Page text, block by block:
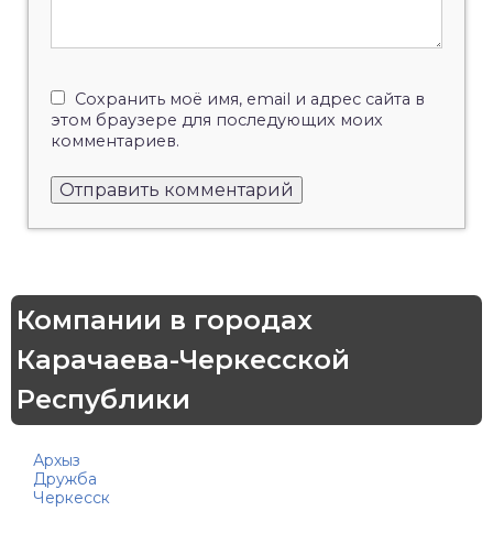
Сохранить моё имя, email и адрес сайта в
этом браузере для последующих моих
комментариев.
Компании в городах
Карачаева-Черкесской
Республики
Архыз
Дружба
Черкесск